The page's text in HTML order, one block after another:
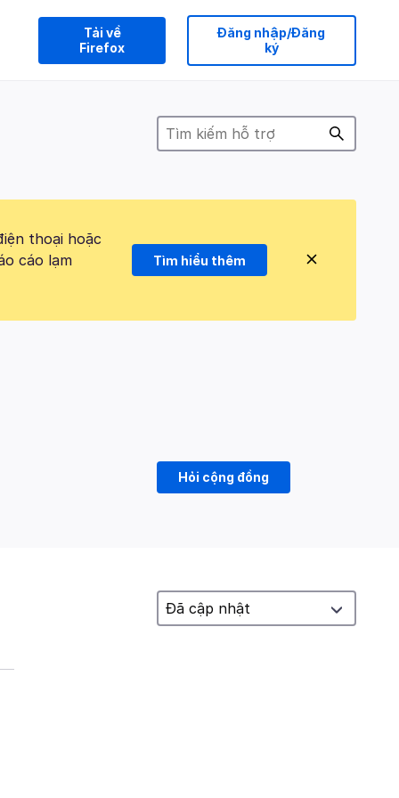
Tải về
Firefox
Đăng nhập/Đăng
ký
thoại hoặc
cáo lạm
Tìm hiểu thêm
Hỏi cộng đồng